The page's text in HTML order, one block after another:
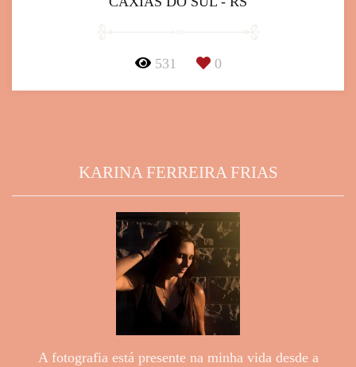
531 0
KARINA FERREIRA FRIAS
A fotografia está presente na minha vida desde a